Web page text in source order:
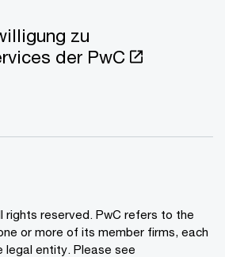
zu
der PwC
rights reserved. PwC refers to the
or more of its member firms, each
legal entity. Please see